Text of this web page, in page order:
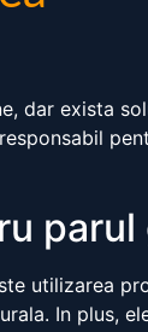
dar exista
parul
utilizarea
In plus,